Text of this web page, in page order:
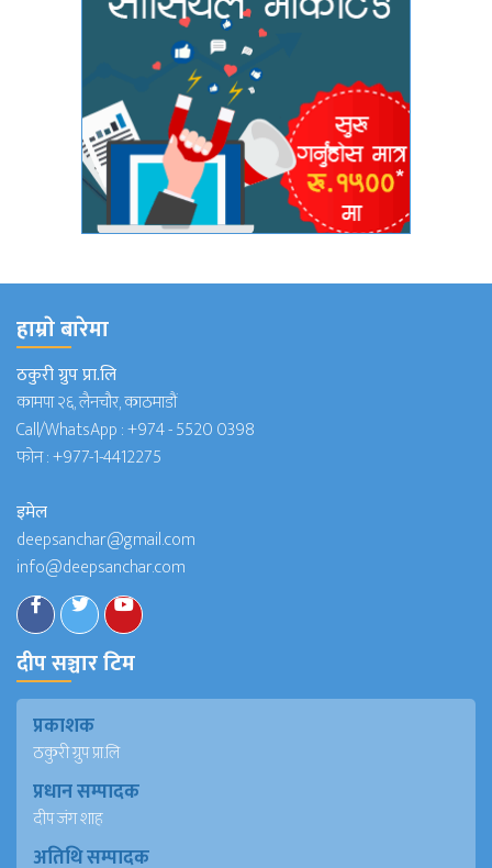
हाम्राे बारेमा
ठकुरी ग्रुप प्रा.लि
कामपा २६, लैनचौर, काठमाडौं
Call/WhatsApp :+974 - 5520 0398
फोन :+977-1-4412275
इमेल
deepsanchar@gmail.com
info@deepsanchar.com
दीप सञ्चार टिम
प्रकाशक
ठकुरी ग्रुप प्रा.लि
प्रधान सम्पादक
दीप जंग शाह
अतिथि सम्पादक